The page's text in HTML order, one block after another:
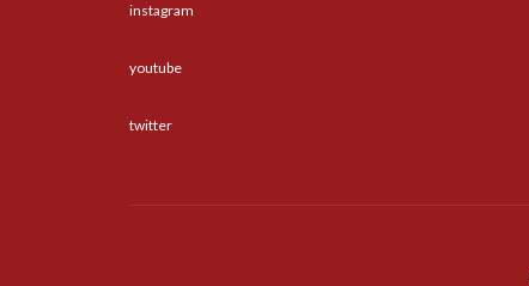
instagram
youtube
twitter